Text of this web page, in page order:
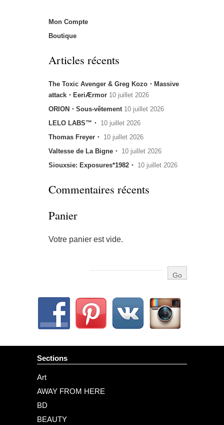
Mon Compte
Boutique
Articles récents
The Toxic Avenger & Greg Kozo・Massive
attack・EeriÆrmor 10 juillet 2026
ORION・Sous-vêtement 10 juillet 2026
LELO LABS™・ 10 juillet 2026
Thomas Freyer・ 10 juillet 2026
Valtesse de La Bigne・ 10 juillet 2026
Siouxsie: Exposures*1982・ 10 juillet 2026
Commentaires récents
Panier
Votre panier est vide.
Sections
Art
AWAY FROM HERE
BD
BEAUTY